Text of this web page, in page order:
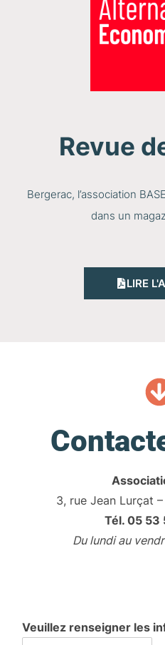
Revue
Bergerac, l’association
dans un
LIRE
3, rue Jean Lurçat –
Tél. 05 53
Du lundi au
Veuillez renseigner les